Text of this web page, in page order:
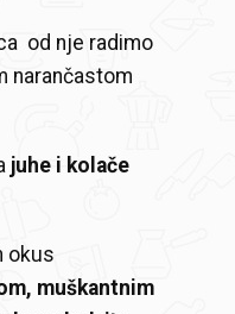
od nje radimo
narančastom
juhe i kolače
okus
muškantnim